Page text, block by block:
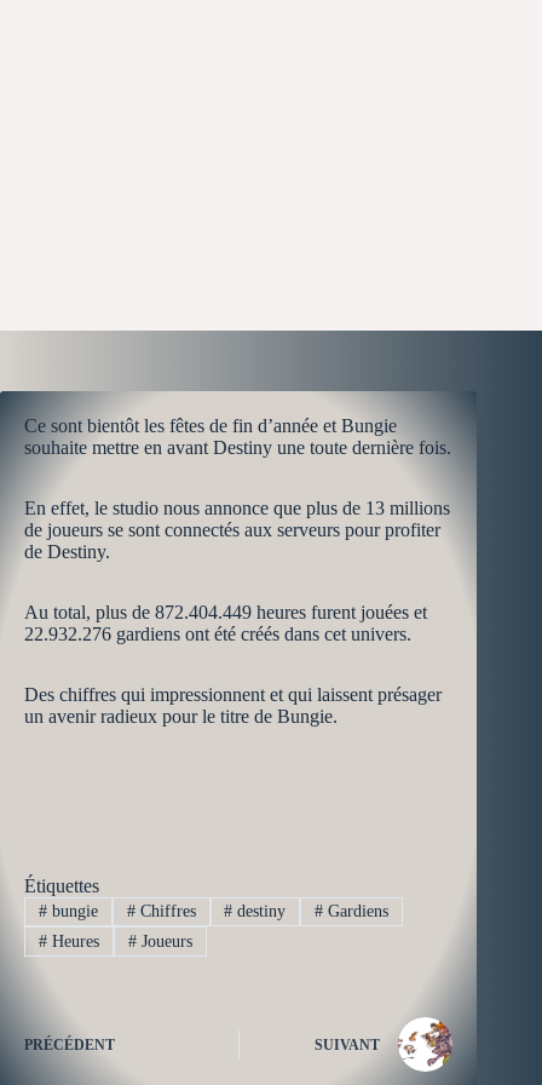
Ce sont bientôt les fêtes de fin d’année et Bungie
souhaite mettre en avant Destiny une toute dernière fois.
En effet, le studio nous annonce que plus de 13 millions
de joueurs se sont connectés aux serveurs pour profiter
de Destiny.
Au total, plus de 872.404.449 heures furent jouées et
22.932.276 gardiens ont été créés dans cet univers.
Des chiffres qui impressionnent et qui laissent présager
un avenir radieux pour le titre de Bungie.
Étiquettes
#bungie #Chiffres # destiny # Gardiens
#Heures #Joueurs
PRÉCÉDENT SUIVANT